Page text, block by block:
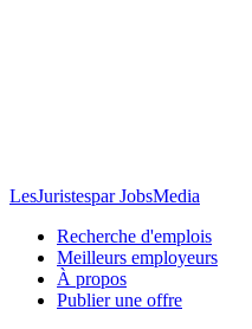
LesJuristespar JobsMedia
Recherche d'emplois
Meilleurs employeurs
À propos
Publier une offre